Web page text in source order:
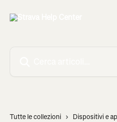
Tutte le collezioni
Dispositivi e